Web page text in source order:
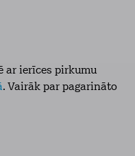
ar ierīces pirkumu
. Vairāk par pagarināto